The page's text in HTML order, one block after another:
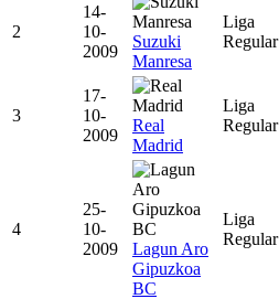
2
14-
10-
2009
Suzuki
Manresa
Liga
Regular
3
17-
10-
2009
Real
Madrid
Liga
Regular
4
25-
10-
2009
Lagun Aro
Gipuzkoa
BC
Liga
Regular